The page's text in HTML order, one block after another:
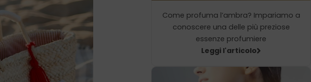
Come profuma l’ambra? Impariamo a
conoscere una delle più preziose
essenze profumiere
Leggi l'articolo